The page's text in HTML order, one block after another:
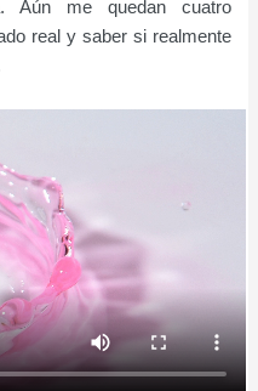
Aún me quedan cuatro
real y saber si realmente